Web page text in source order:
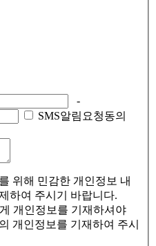
-
SMS알림요청동의
위해 민감한 개인정보 내
하여 주시기 바랍니다.
개인정보를 기재하셔야
개인정보를 기재하여 주시